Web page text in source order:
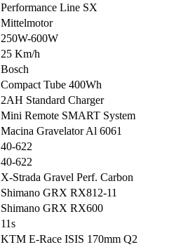
Performance Line SX
Mittelmotor
250W-600W
25 Km/h
Bosch
Compact Tube 400Wh
2AH Standard Charger
Mini Remote SMART System
Macina Gravelator Al 6061
40-622
40-622
X-Strada Gravel Perf. Carbon
Shimano GRX RX812-11
Shimano GRX RX600
11s
KTM E-Race ISIS 170mm Q2